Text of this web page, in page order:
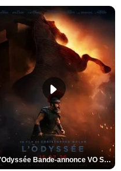
L'Odyssée Bande-annonce VO STFR